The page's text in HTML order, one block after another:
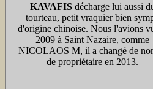
KAVAFIS décharge lui aussi
tourteau, petit vraquier bien
d'origine chinoise. Nous l'avions
2009 à Saint Nazaire, comme
NICOLAOS M, il a changé de
de propriétaire en 2013.